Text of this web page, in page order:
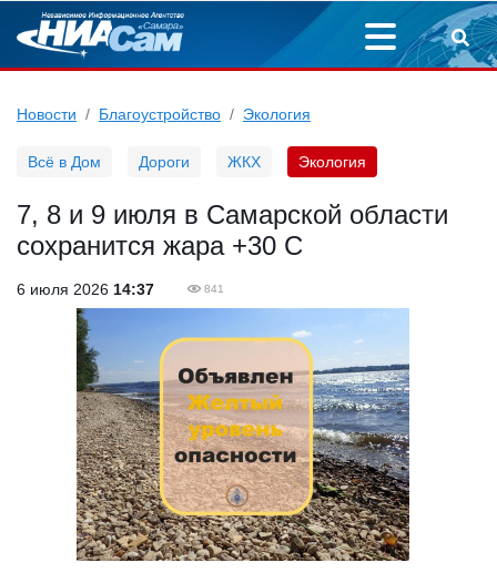
Новости Благоустройство Экология
Всё в Дом Дороги ЖКХ Экология
7, 8 и 9 июля в Самарской области
сохранится жара +30 С
6 июля 2026 14:37 841